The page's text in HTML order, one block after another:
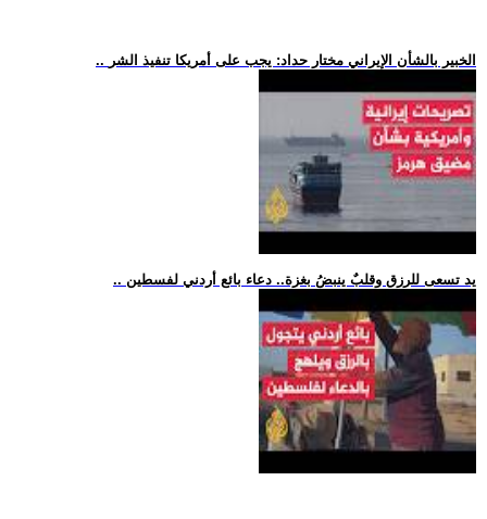
.. الخبير بالشأن الإيراني مختار حداد: يجب على أمريكا تنفيذ الشر
.. يد تسعى للرزق وقلبٌ ينبضُ بغزة.. دعاء بائع أردني لفسطين